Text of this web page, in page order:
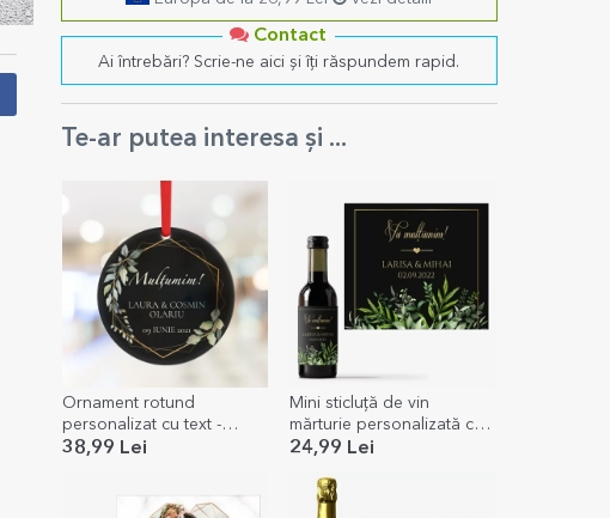
Contact
Ai întrebări? Scrie-ne aici și îți răspundem rapid.
Te-ar putea interesa și ...
Ornament rotund
personalizat cu text -
Thank you (negru)
38,99 Lei
Mini sticluță de vin
mărturie personalizată cu
text - Mulțumire
24,99 Lei